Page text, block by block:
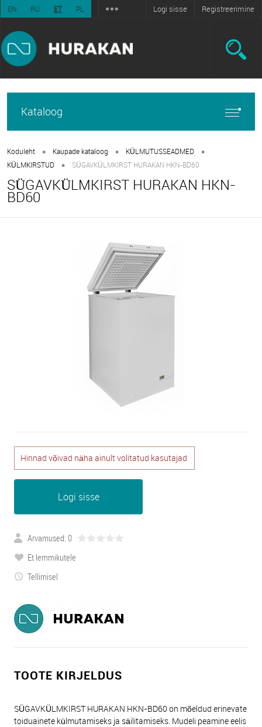
EN RU ET PL Logi sisse Registreerimine
Kataloog
Koduleht • Kaupade kataloog • KÜLMUTUSSEADMED •
KÜLMKIRSTUD • SÜGAVKÜLMKIRST HURAKAN HKN-BD60
SÜGAVKÜLMKIRST HURAKAN HKN-
BD60
Hinnad võivad näha ainult volitatud kasutajad
Logi sisse
Arvamused: 0
Et lemmikutele
Tellimisel
TOOTE KIRJELDUS
SÜGAVKÜLMKIRST HURAKAN HKN-BD60 on mõeldud erinevate
toiduainete külmutamiseks ja säilitamiseks. Mudeli peamine eelis